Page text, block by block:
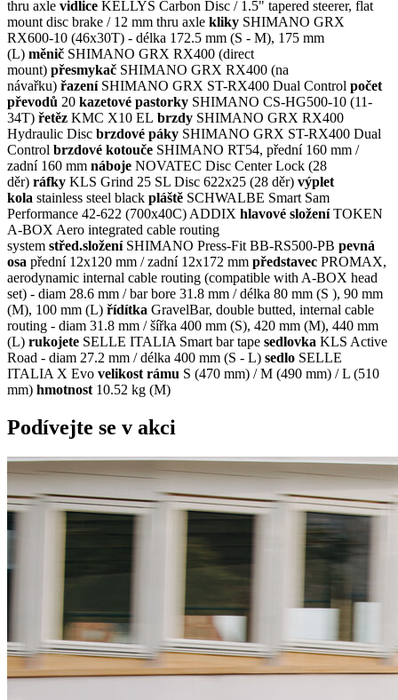
thru axle vidlice KELLYS Carbon Disc / 1.5" tapered steerer, flat
mount disc brake / 12 mm thru axle kliky SHIMANO GRX
RX600-10 (46x30T) - délka 172.5 mm (S - M), 175 mm
(L) měnič SHIMANO GRX RX400 (direct
mount) přesmykač SHIMANO GRX RX400 (na
návařku) řazeníSHIMANO GRX ST-RX400 Dual Control počet
převodů 20 kazetové pastorky SHIMANO CS-HG500-10 (11-
34T) řetěz KMC X10 EL brzdy SHIMANO GRX RX400
Hydraulic Disc brzdové páky SHIMANO GRX ST-RX400 Dual
Control brzdové kotouče SHIMANO RT54, přední 160 mm /
zadní 160 mm náboje NOVATEC Disc Center Lock (28
děr) ráfky KLS Grind 25 SL Disc 622x25 (28 děr) výplet
kola stainless steel black pláště SCHWALBE Smart Sam
Performance 42-622 (700x40C) ADDIX hlavové složeníTOKEN
A-BOX Aero integrated cable routing
system střed.složeníSHIMANO Press-Fit BB-RS500-PB pevná
osa přední 12x120 mm / zadní 12x172 mm představec PROMAX,
aerodynamic internal cable routing (compatible with A-BOX head
set) - diam 28.6 mm / bar bore 31.8 mm / délka 80 mm (S ), 90 mm
(M), 100 mm (L) řídítka GravelBar, double butted, internal cable
routing - diam 31.8 mm / šířka 400 mm (S), 420 mm (M), 440 mm
(L) rukojete SELLE ITALIA Smart bar tape sedlovka KLS Active
Road - diam 27.2 mm / délka 400 mm (S - L) sedlo SELLE
ITALIA X Evo velikost rámu S (470 mm) / M (490 mm) / L (510
mm) hmotnost 10.52 kg (M)
Podívejte se v akci